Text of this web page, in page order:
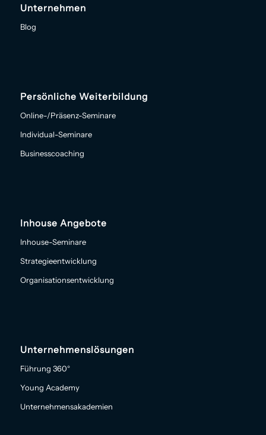
Unternehmen
Blog
Persönliche Weiterbildung
Online-/Präsenz-Seminare
Individual-Seminare
Businesscoaching
Inhouse Angebote
Inhouse-Seminare
Strategieentwicklung
Organisationsentwicklung
Unternehmenslösungen
Führung 360°
Young Academy
Unternehmensakademien